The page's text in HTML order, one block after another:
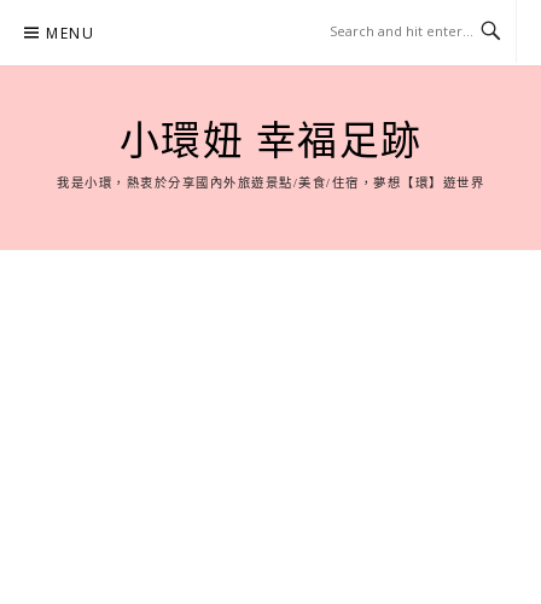
content
MENU
小環妞 幸福足跡
我是小環，熱衷於分享國內外旅遊景點/美食/住宿，夢想【環】遊世界